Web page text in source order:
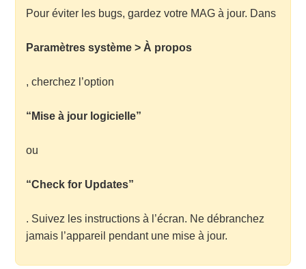
Pour éviter les bugs, gardez votre MAG à jour. Dans
Paramètres système > À propos
, cherchez l’option
“Mise à jour logicielle”
ou
“Check for Updates”
. Suivez les instructions à l’écran. Ne débranchez
jamais l’appareil pendant une mise à jour.